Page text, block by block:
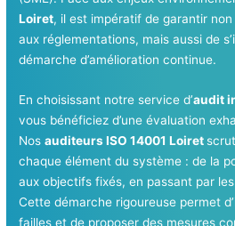
Loiret, il est impératif de garantir
aux réglementations, mais aussi de
démarche d’amélioration continue.
En choisissant notre service d’audit
vous bénéficiez d’une évaluation
Nosauditeurs ISO 14001 Loiret
chaque élément du système : de la
aux objectifs fixés, en passant par
Cette démarche rigoureuse permet
failles et de proposer des mesures